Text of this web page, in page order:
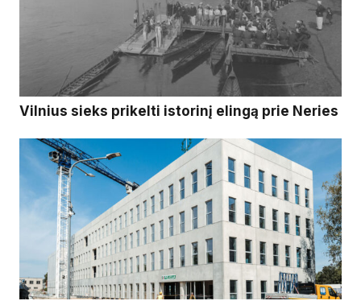
Vilnius sieks prikelti istorinį elingą prie Neries